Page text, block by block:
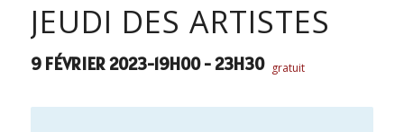
JEUDI DES ARTISTES
9 FÉVRIER 2023-19H00-23H30 gratuit